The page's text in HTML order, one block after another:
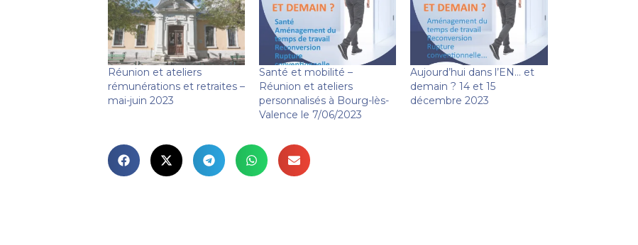
Réunion et ateliers
rémunérations et retraites –
mai-juin 2023
Santé et mobilité –
Réunion et ateliers
personnalisés à Bourg-lès-
Valence le 7/06/2023
Aujourd’hui dans l’EN… et
demain ? 14 et 15
décembre 2023